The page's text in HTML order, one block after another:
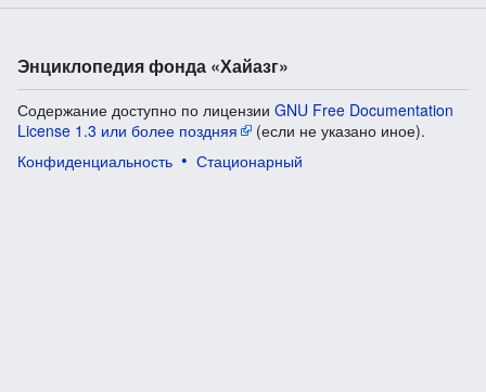
Энциклопедия фонда «Хайазг»
Содержание доступно по лицензии GNU Free Documentation
License 1.3 или более поздняя
(если не указано иное).
Конфиденциальность
Стационарный